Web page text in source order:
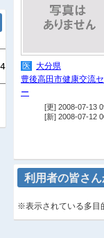
医
大分県
豊後高田市健康交流
ー
[更] 2008-07-13
[新] 2008-07-12
利用者の皆さ
※表示されている多目